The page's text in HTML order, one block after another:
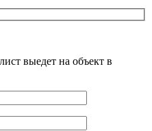
выедет на объект в